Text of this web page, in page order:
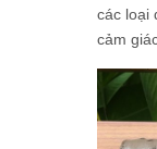
các loại
cảm